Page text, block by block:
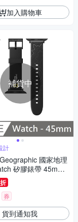
加入購物車
補貨中
計
國家地理
矽膠錶帶 45mm -
券
貨到通知我